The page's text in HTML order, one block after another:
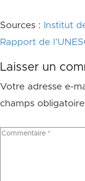
Sources : Institut
Rapport de
Laisser un
Votre adresse e-
champs